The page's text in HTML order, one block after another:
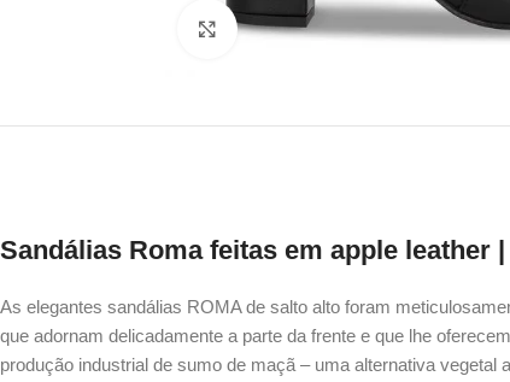
Click to enlarge
Sandálias Roma feitas em apple leather
As elegantes sandálias ROMA de salto alto foram
que adornam delicadamente a parte da frente e que lhe
produção industrial de sumo de maçã – uma alternativa